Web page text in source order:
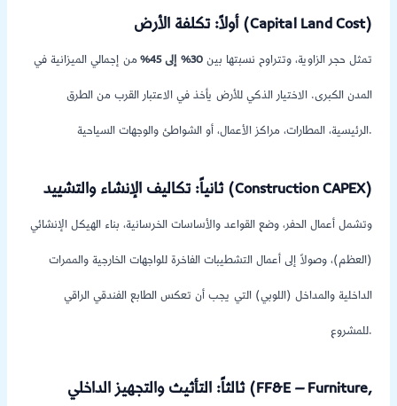
أولاً: تكلفة الأرض (Capital Land Cost)
تمثل حجر الزاوية، وتتراوح نسبتها بين 30% إلى 45% من إجمالي الميزانية في
المدن الكبرى. الاختيار الذكي للأرض يأخذ في الاعتبار القرب من الطرق
الرئيسية، المطارات، مراكز الأعمال، أو الشواطئ والوجهات السياحية.
ثانياً: تكاليف الإنشاء والتشييد (Construction CAPEX)
وتشمل أعمال الحفر، وضع القواعد والأساسات الخرسانية، بناء الهيكل الإنشائي
(العظم)، وصولاً إلى أعمال التشطيبات الفاخرة للواجهات الخارجية والممرات
الداخلية والمداخل (اللوبي) التي يجب أن تعكس الطابع الفندقي الراقي
للمشروع.
ثالثاً: التأثيث والتجهيز الداخلي (FF&E – Furniture,